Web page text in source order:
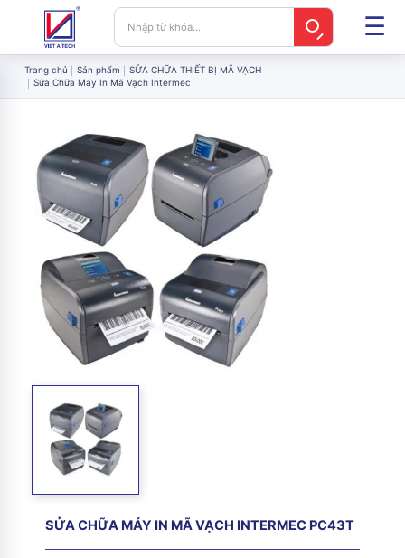
Trang chủ Sản phẩm
SỬA CHỮA THIẾT BỊ MÃ VẠCH
Sửa Chữa Máy In Mã Vạch Intermec
SỬA CHỮA MÁY IN MÃ VẠCH INTERMEC PC43T